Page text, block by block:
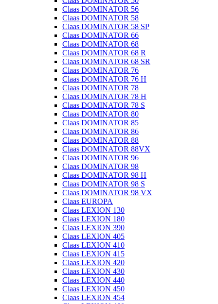
Claas DOMINATOR 56
Claas DOMINATOR 58
Claas DOMINATOR 58 SP
Claas DOMINATOR 66
Claas DOMINATOR 68
Claas DOMINATOR 68 R
Claas DOMINATOR 68 SR
Claas DOMINATOR 76
Claas DOMINATOR 76 H
Claas DOMINATOR 78
Claas DOMINATOR 78 H
Claas DOMINATOR 78 S
Claas DOMINATOR 80
Claas DOMINATOR 85
Claas DOMINATOR 86
Claas DOMINATOR 88
Claas DOMINATOR 88VX
Claas DOMINATOR 96
Claas DOMINATOR 98
Claas DOMINATOR 98 H
Claas DOMINATOR 98 S
Claas DOMINATOR 98 VX
Claas EUROPA
Claas LEXION 130
Claas LEXION 180
Claas LEXION 390
Claas LEXION 405
Claas LEXION 410
Claas LEXION 415
Claas LEXION 420
Claas LEXION 430
Claas LEXION 440
Claas LEXION 450
Claas LEXION 454